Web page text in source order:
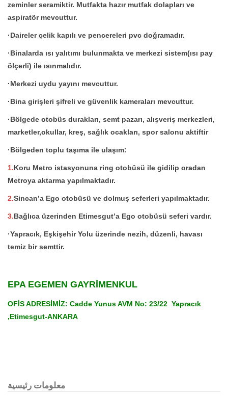
zeminler seramiktir. Mutfakta hazır mutfak dolapları ve
aspiratör mevcuttur.
·Daireler çelik kapılı ve pencereleri pvc doğramadır.
·Binalarda ısı yalıtımı bulunmakta ve merkezi sistem(ısı pay
ölçerli) ile ısınmalıdır.
·Merkezi uydu yayını mevcuttur.
·Bina girişleri şifreli ve güvenlik kameraları mevcuttur.
·Bölgede otobüs durakları, semt pazarı, alışveriş merkezleri,
marketler,okullar, kreş, sağlık ocakları, spor salonu aktiftir
·Bölgeden toplu taşıma ile ulaşım:
1.Koru Metro istasyonuna ring otobüsü ile gidilip oradan
Metroya aktarma yapılmaktadır.
2.Sincan’a Ego otobüsü ve dolmuş seferleri yapılmaktadır.
3.Bağlıca üzerinden Etimesgut’a Ego otobüsü seferi vardır.
·Yapracık, Eşkişehir Yolu üzerinde nezih, düzenli, havası
temiz bir semttir.
EPA EGEMEN GAYRİMENKUL
OFİS ADRESİMİZ: Cadde Yunus AVM No: 23/22 Yapracık
,Etimesgut-ANKARA
معلومات رئيسية